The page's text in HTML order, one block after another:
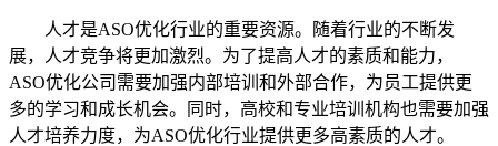
人才是ASO优化行业的重要资源。随着行业的不断发
展，人才竞争将更加激烈。为了提高人才的素质和能力，
ASO优化公司需要加强内部培训和外部合作，为员工提供更
多的学习和成长机会。同时，高校和专业培训机构也需要加强
人才培养力度，为ASO优化行业提供更多高素质的人才。